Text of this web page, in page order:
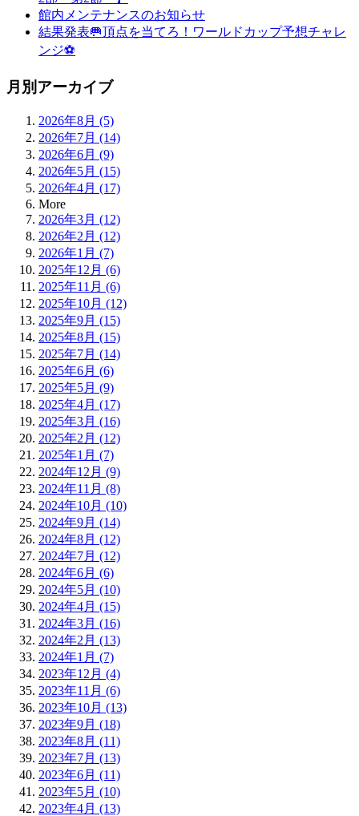
館内メンテナンスのお知らせ
結果発表🥅頂点を当てろ！ワールドカップ予想チャレ
ンジ⚽
月別アーカイブ
2026年8月 (5)
2026年7月 (14)
2026年6月 (9)
2026年5月 (15)
2026年4月 (17)
More
2026年3月 (12)
2026年2月 (12)
2026年1月 (7)
2025年12月 (6)
2025年11月 (6)
2025年10月 (12)
2025年9月 (15)
2025年8月 (15)
2025年7月 (14)
2025年6月 (6)
2025年5月 (9)
2025年4月 (17)
2025年3月 (16)
2025年2月 (12)
2025年1月 (7)
2024年12月 (9)
2024年11月 (8)
2024年10月 (10)
2024年9月 (14)
2024年8月 (12)
2024年7月 (12)
2024年6月 (6)
2024年5月 (10)
2024年4月 (15)
2024年3月 (16)
2024年2月 (13)
2024年1月 (7)
2023年12月 (4)
2023年11月 (6)
2023年10月 (13)
2023年9月 (18)
2023年8月 (11)
2023年7月 (13)
2023年6月 (11)
2023年5月 (10)
2023年4月 (13)